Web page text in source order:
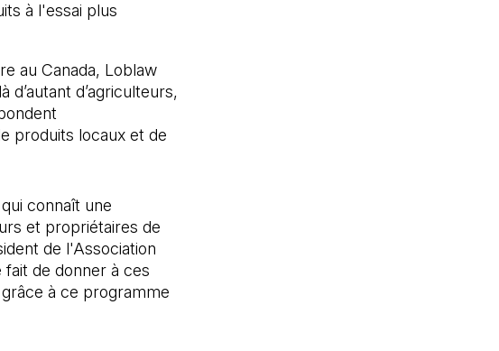
à l'essai plus
au Canada, Loblaw
d’agriculteurs,
produits locaux et de
connaît une
et propriétaires de
de l'Association
de donner à ces
à ce programme